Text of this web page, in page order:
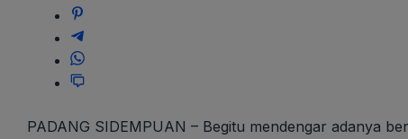
PADANG SIDEMPUAN – Begitu mendengar adanya